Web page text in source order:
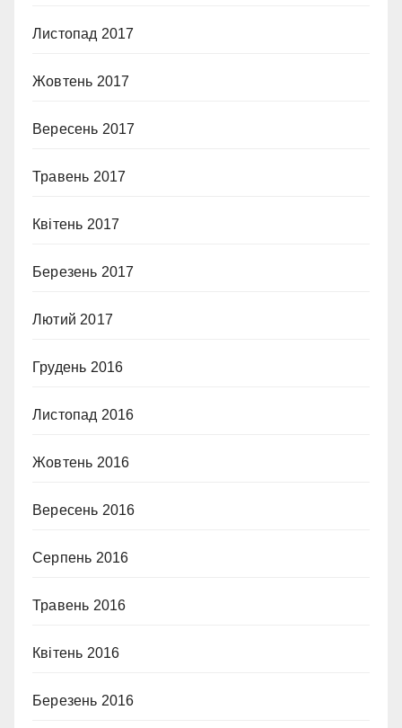
Листопад 2017
Жовтень 2017
Вересень 2017
Травень 2017
Квітень 2017
Березень 2017
Лютий 2017
Грудень 2016
Листопад 2016
Жовтень 2016
Вересень 2016
Серпень 2016
Травень 2016
Квітень 2016
Березень 2016